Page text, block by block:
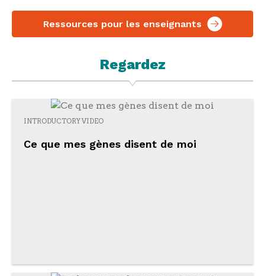
Ressources pour les enseignants
Regardez
INTRODUCTORY VIDEO
Ce que mes gènes disent de moi